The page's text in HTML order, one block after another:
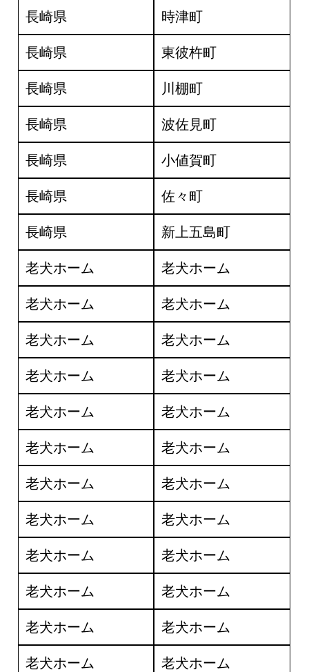
長崎県 時津町
長崎県 東彼杵町
長崎県 川棚町
長崎県 波佐見町
長崎県 小値賀町
長崎県 佐々町
長崎県 新上五島町
老犬ホーム 老犬ホーム
老犬ホーム 老犬ホーム
老犬ホーム 老犬ホーム
老犬ホーム 老犬ホーム
老犬ホーム 老犬ホーム
老犬ホーム 老犬ホーム
老犬ホーム 老犬ホーム
老犬ホーム 老犬ホーム
老犬ホーム 老犬ホーム
老犬ホーム 老犬ホーム
老犬ホーム 老犬ホーム
老犬ホーム 老犬ホーム